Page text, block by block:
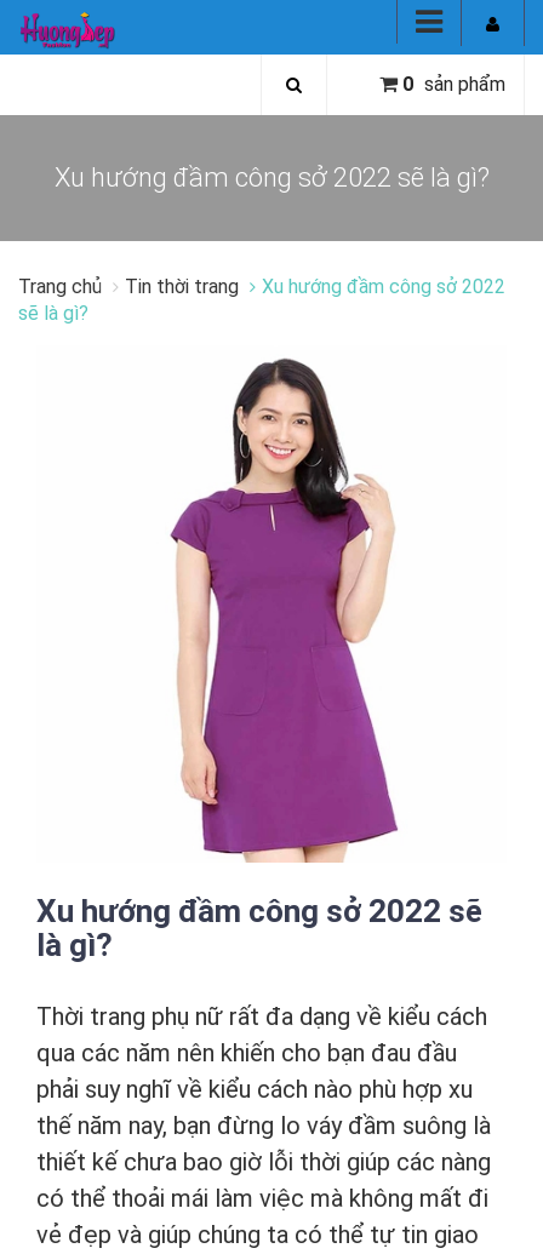
0 sản phẩm
Xu hướng đầm công sở 2022 sẽ là gì?
Trang chủ Tin thời trang
Xu hướng đầm công sở 2022
sẽ là gì?
Xu hướng đầm công sở 2022 sẽ
là gì?
Thời trang phụ nữ rất đa dạng về kiểu cách
qua các năm nên khiến cho bạn đau đầu
phải suy nghĩ về kiểu cách nào phù hợp xu
thế năm nay, bạn đừng lo váy đầm suông là
thiết kế chưa bao giờ lỗi thời giúp các nàng
có thể thoải mái làm việc mà không mất đi
vẻ đẹp và giúp chúng ta có thể tự tin giao